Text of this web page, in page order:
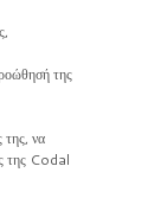
της
της, να
της Codal